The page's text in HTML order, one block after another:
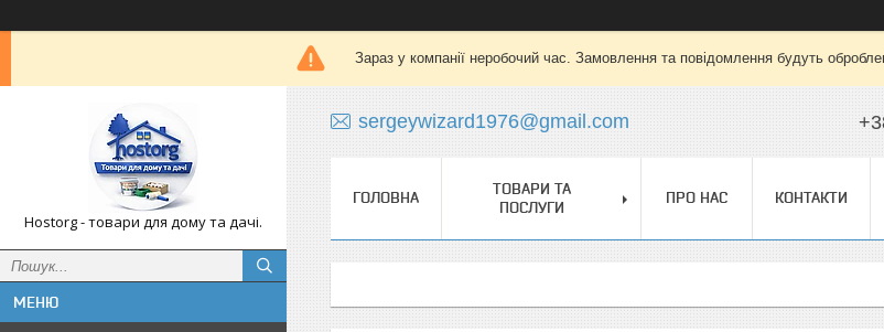
Зараз у компанії неробочий час. Замовлення та повідомлення будуть
Hostorg - товари для дому та дачі.
sergeywizard1976@gmail.com
ГОЛОВНА
ТОВАРИ ТА
ПОСЛУГИ
ПРО НАС КОНТАКТИ